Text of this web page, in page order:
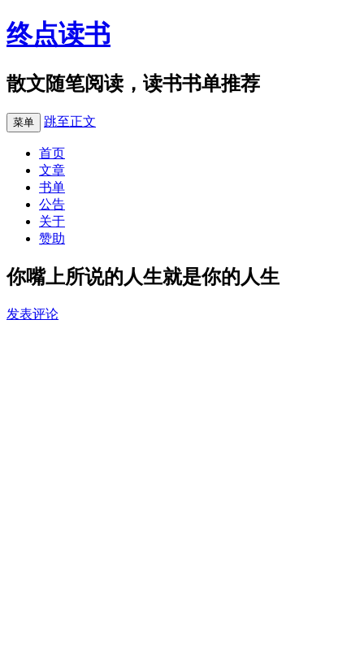
终点读书
散文随笔阅读，读书书单推荐
菜单 跳至正文
首页
文章
书单
公告
关于
赞助
你嘴上所说的人生就是你的人生
发表评论